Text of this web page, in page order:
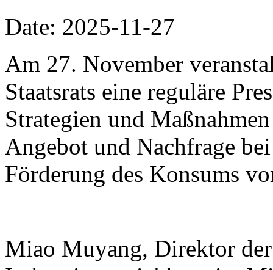
Date: 2025-11-27
Am 27. November
Staatsrats eine reguläre
Strategien und
Angebot und Nachfrage
Förderung des Konsums
Miao Muyang, Direktor